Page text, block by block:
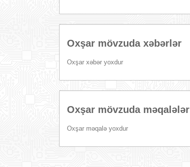
Oxşar mövzuda xəbərlər
Oxşar xəbər yoxdur
Oxşar mövzuda məqalələr
Oxşar məqalə yoxdur